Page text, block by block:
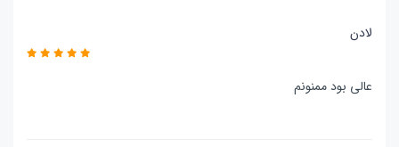
لادن
عالی بود ممنونم